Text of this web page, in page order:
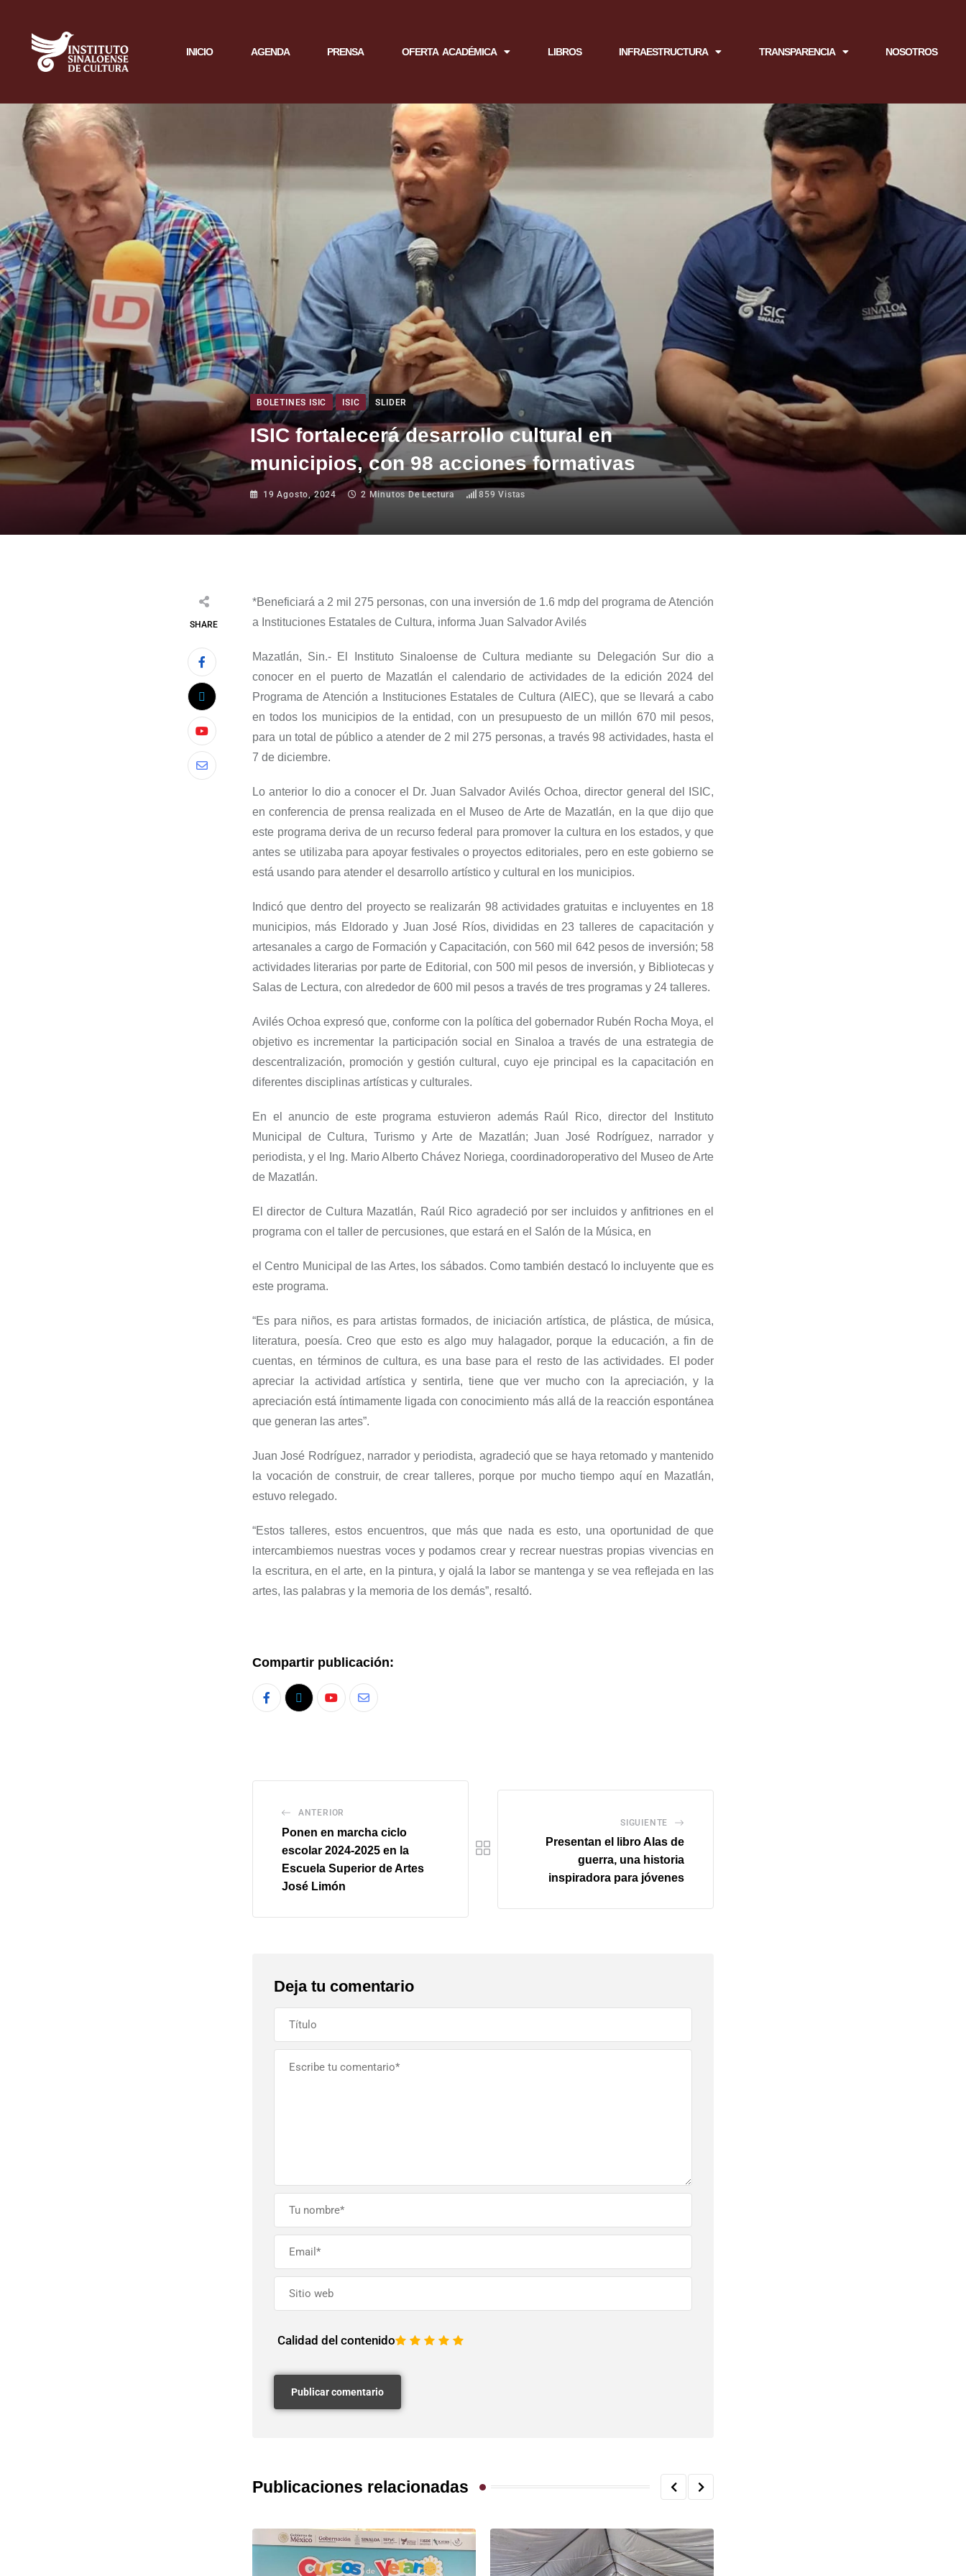
INICIO AGENDA PRENSA OFERTA ACADÉMICA LIBROS INFRAESTRUCTURA TRANSPARENCIA NOSOTROS
BOLETINES ISIC ISIC SLIDER
ISIC fortalecerá desarrollo cultural en
municipios, con 98 acciones formativas
19 Agosto, 2024 2 Minutos De Lectura 859 Vistas
SHARE
*Beneficiará a 2 mil 275 personas, con una inversión de 1.6 mdp del programa de Atención
a Instituciones Estatales de Cultura, informa Juan SalvadorAvilés
Mazatlán, Sin.- El Instituto Sinaloensede Cultura mediante su Delegación Surdio a
conocer en el puerto de Mazatlán el calendario de actividades de la edición 2024 del
Programa de Atención a Instituciones Estatales de Cultura (AIEC), que se llevará a cabo
en todos los municipios de la entidad, con un presupuesto de un millón 670 mil pesos,
para un total de público a atender de 2 mil 275 personas, a través 98 actividades, hasta el
7 de diciembre.
Lo anterior lo dio a conocer el Dr. Juan Salvador Avilés Ochoa, director general del ISIC,
en conferencia de prensa realizada en el Museo de Arte de Mazatlán, en la que dijo que
este programa deriva de un recurso federal para promover la cultura en los estados, y que
antes se utilizaba para apoyar festivales o proyectos editoriales, pero en este gobierno se
está usando para atender el desarrollo artístico y cultural en los municipios.
Indicó que dentro del proyecto se realizarán 98 actividades gratuitas e incluyentes en 18
municipios, más Eldorado y Juan José Ríos, divididas en 23 talleres de capacitación y
artesanales a cargo de Formación y Capacitación, con 560 mil 642 pesos de inversión; 58
actividades literarias por parte de Editorial, con 500 mil pesos de inversión, y Bibliotecas y
Salas de Lectura, con alrededor de 600 mil pesos a través de tres programas y 24 ta lleres.
Avilés Ochoa expresó que, conforme con la política del gobernador Rubén Rocha Moya, el
objetivo es incrementar la participación social en Sinaloa a través de una estrategia de
descentralización, promoción y gestión cultural, cuyo eje principal es l a capacitación en
diferentes disciplinas artísticas y culturales.
En el anuncio de este programa estuvieron además Raúl Rico, director del Instituto
Municipal de Cultura, Turismo y Arte de Mazatlán;Juan José Rodríguez, narrador y
periodista, y el Ing. Mario Alberto Chávez Noriega, coordinadoroperativo del Museo de Arte
de Mazatlán.
El director de Cultura Mazatlán, Raúl Rico agradeció por ser incluidos yanfitriones enel
programa con el taller de percusiones, que estará en el Salón de la Música, en
el Centro Municipal de las Artes, los sábados. Como también destacó loincluyente que es
este programa.
“Es para niños, es para artistas formados, de iniciación artística, de plástica, de música,
literatura, poesía. Creo que esto es algo muy halagador, porque la educación, a fin de
cuentas, en términos de cultura, es una base para el resto de las actividades. El poder
apreciar la actividad artística y sentirla, tiene que ver mucho con la apreciación, y la
apreciación está íntimamente ligada con conocimiento más allá de la reacción espontánea
que generan las artes”.
Juan José Rodríguez, narrador y periodista, agradecióque se hayaretomado y mantenido
la vocación de construir, de crear talleres, porque por mucho tiempo aquí en Mazatlán,
estuvo relegado.
“Estos talleres, estos encuentros, que más que nada es esto, una oportunidad de que
intercambiemos nuestras voces y podamos crear y recrear nuestras propias vivencias en
la escritura, en el arte, en la pintura,y ojalá la labor se mantenga y se vea reflejada en las
artes, las palabras y la memoria de los demás”, resaltó.
Compartir publicación:
ANTERIOR
Ponen en marcha ciclo
escolar 2024-2025 en la
Escuela Superior de Artes
José Limón
SIGUIENTE
Presentan el libro Alas de
guerra, una historia
inspiradora para jóvenes
Deja tu comentario
Calidad del contenido 5
4
3
2
1
Publicaciones relacionadas